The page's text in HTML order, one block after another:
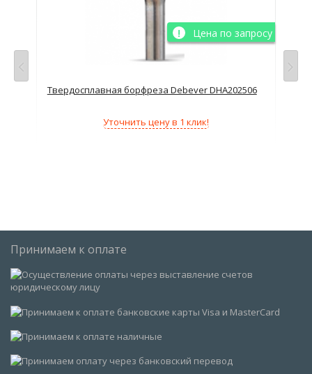
Цена по запросу
Твердосплавная борфреза Debever DHA202506
Уточнить цену в 1 клик!
Принимаем к оплате